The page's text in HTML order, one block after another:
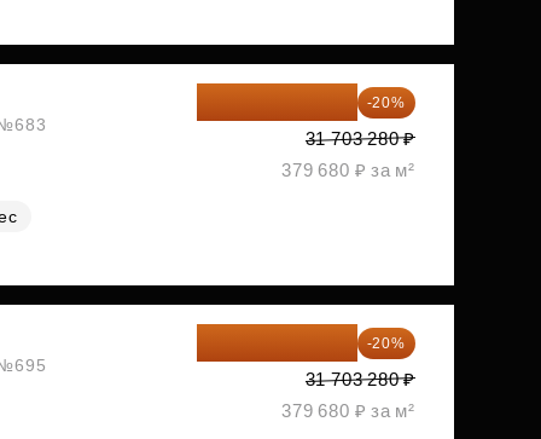
-20%
31 703 280 ₽
379 680 ₽ за м²
-20%
31 703 280 ₽
379 680 ₽ за м²